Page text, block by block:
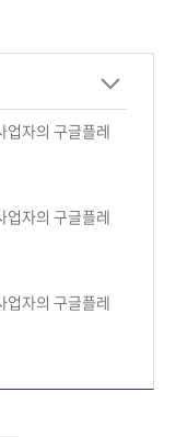
자의 구글플레
자의 구글플레
자의 구글플레